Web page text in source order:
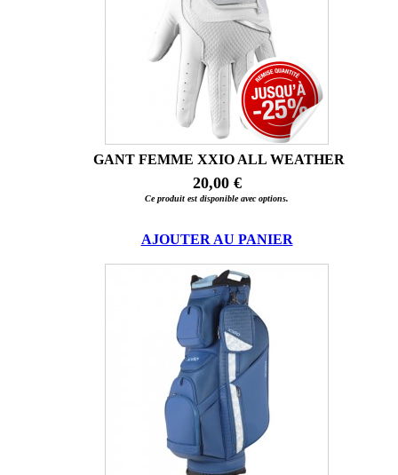
GANT FEMME XXIO ALL WEATHER
20,00 €
Ce produit est disponible avec options.
AJOUTER AU PANIER